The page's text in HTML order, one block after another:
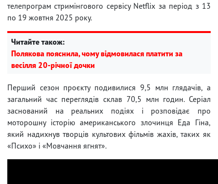
телепрограм стримінгового сервісу Netflix за період з 13
по 19 жовтня 2025 року.
Читайте також:
Полякова пояснила, чому відмовилася платити за
весілля 20-річної дочки
Перший сезон проєкту подивилися 9,5 млн глядачів, а
загальний час переглядів склав 70,5 млн годин. Серіал
заснований на реальних подіях і розповідає про
моторошну історію американського злочинця Еда Гіна,
який надихнув творців культових фільмів жахів, таких як
«Психо» і «Мовчання ягнят».